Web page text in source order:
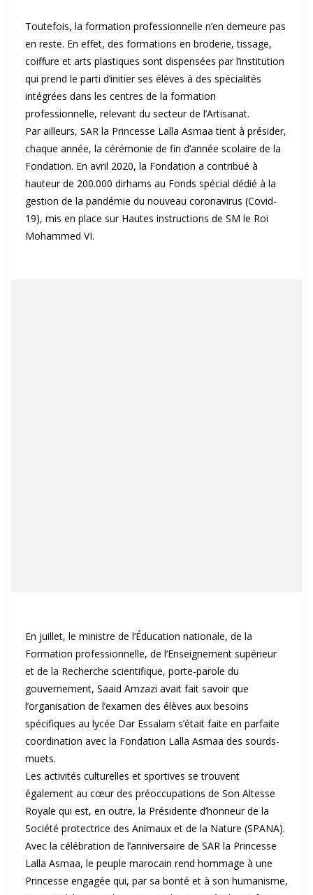
Toutefois, la formation professionnelle n’en demeure pas
en reste. En effet, des formations en broderie, tissage,
coiffure et arts plastiques sont dispensées par l’institution
qui prend le parti d’initier ses élèves à des spécialités
intégrées dans les centres de la formation
professionnelle, relevant du secteur de l’Artisanat.
Par ailleurs, SAR la Princesse Lalla Asmaa tient à présider,
chaque année, la cérémonie de fin d’année scolaire de la
Fondation. En avril 2020, la Fondation a contribué à
hauteur de 200.000 dirhams au Fonds spécial dédié à la
gestion de la pandémie du nouveau coronavirus (Covid-
19), mis en place sur Hautes instructions de SM le Roi
Mohammed VI.
En juillet, le ministre de l’Éducation nationale, de la
Formation professionnelle, de l’Enseignement supérieur
et de la Recherche scientifique, porte-parole du
gouvernement, Saaid Amzazi avait fait savoir que
l’organisation de l’examen des élèves aux besoins
spécifiques au lycée Dar Essalam s’était faite en parfaite
coordination avec la Fondation Lalla Asmaa des sourds-
muets.
Les activités culturelles et sportives se trouvent
également au cœur des préoccupations de Son Altesse
Royale qui est, en outre, la Présidente d’honneur de la
Société protectrice des Animaux et de la Nature (SPANA).
Avec la célébration de l’anniversaire de SAR la Princesse
Lalla Asmaa, le peuple marocain rend hommage à une
Princesse engagée qui, par sa bonté et à son humanisme,